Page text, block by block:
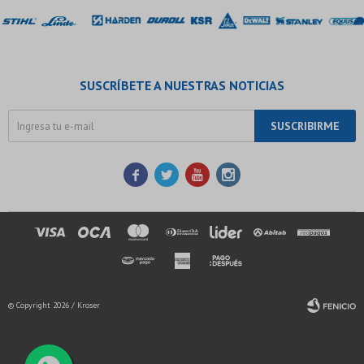
SUSCRÍBETE A NUESTRAS NOTICIAS
SUSCRIBIRME
   
© Copyright 2026 / Kroser